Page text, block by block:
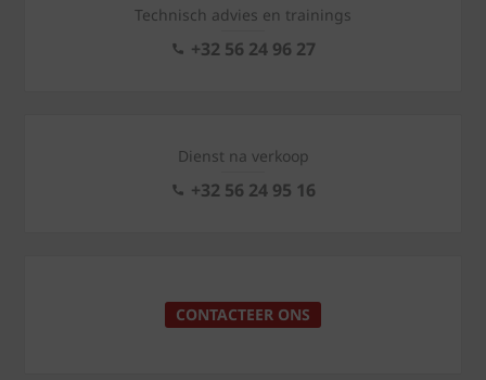
Technisch advies en trainings
+32 56 24 96 27
Dienst na verkoop
+32 56 24 95 16
CONTACTEER ONS